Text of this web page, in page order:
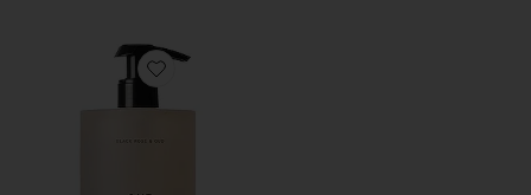
Favorite Black Rose & Oud Body Wash